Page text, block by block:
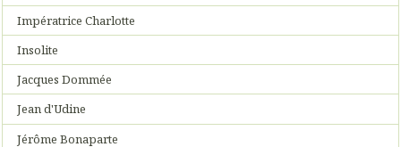
Impératrice Charlotte
Insolite
Jacques Dommée
Jean d'Udine
Jérôme Bonaparte